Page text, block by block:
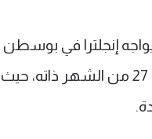
إنجلترا في بوسطن
يوم 23 يونيو، ثم يختتم دور المجموعات بمواجهة كرواتيا في فيلادلفيا يوم 27 من الشهر ذاته، حيث